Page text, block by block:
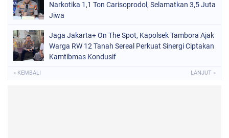
Narkotika 1,1 Ton Carisoprodol, Selamatkan 3,5 Juta
Jiwa
Jaga Jakarta+ On The Spot, Kapolsek Tambora Ajak
Warga RW 12 Tanah Sereal Perkuat Sinergi Ciptakan
Kamtibmas Kondusif
« KEMBALI LANJUT »